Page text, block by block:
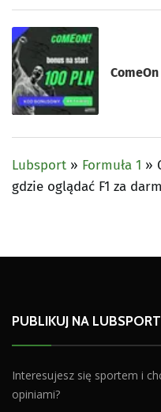
Lubsport » Formuła 1 »
gdzie oglądać F1 za
PUBLIKUJ NA LUBSPORT
Interesujesz się sportem i
opiniami?